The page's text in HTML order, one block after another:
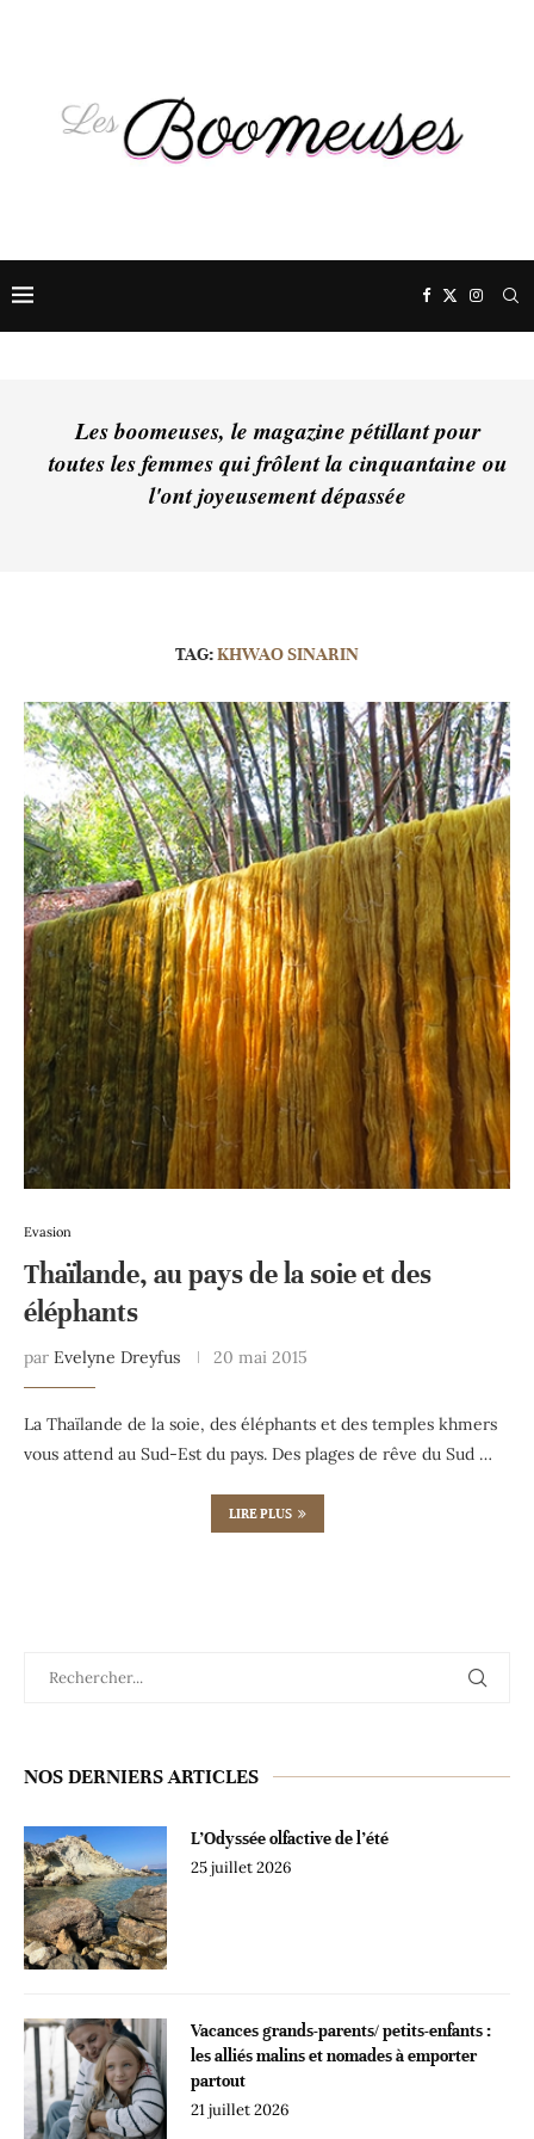
Les boomeuses, le magazine pétillant pour
toutes les femmes qui frôlent la cinquantaine ou
l'ont joyeusement dépassée
TAG:KHWAO SINARIN
Evasion
Thaïlande, au pays de la soie et des
éléphants
par Evelyne Dreyfus 20 mai 2015
La Thaïlande de la soie, des éléphants et des temples khmers
vous attend au Sud-Est du pays. Des plages de rêve du Sud …
LIRE PLUS
NOS DERNIERS ARTICLES
L’Odyssée olfactive de l’été
25 juillet 2026
Vacances grands-parents/ petits-enfants :
les alliés malins et nomades à emporter
partout
21 juillet 2026